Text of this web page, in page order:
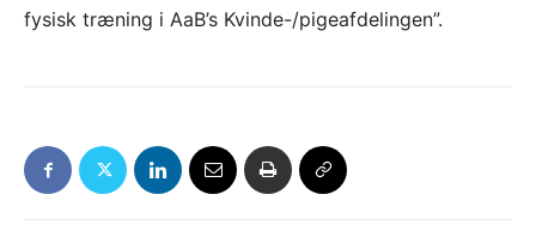
fysisk træning i AaB’s Kvinde-/pigeafdelingen”.